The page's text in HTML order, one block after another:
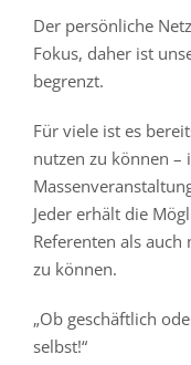
Der persönliche
Fokus, daher ist
begrenzt.
Für viele ist es
nutzen zu können –
Jeder erhält die
Referenten als
zu können.
„Ob geschäftlich
selbst!“